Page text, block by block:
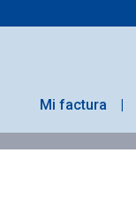
Mi factura